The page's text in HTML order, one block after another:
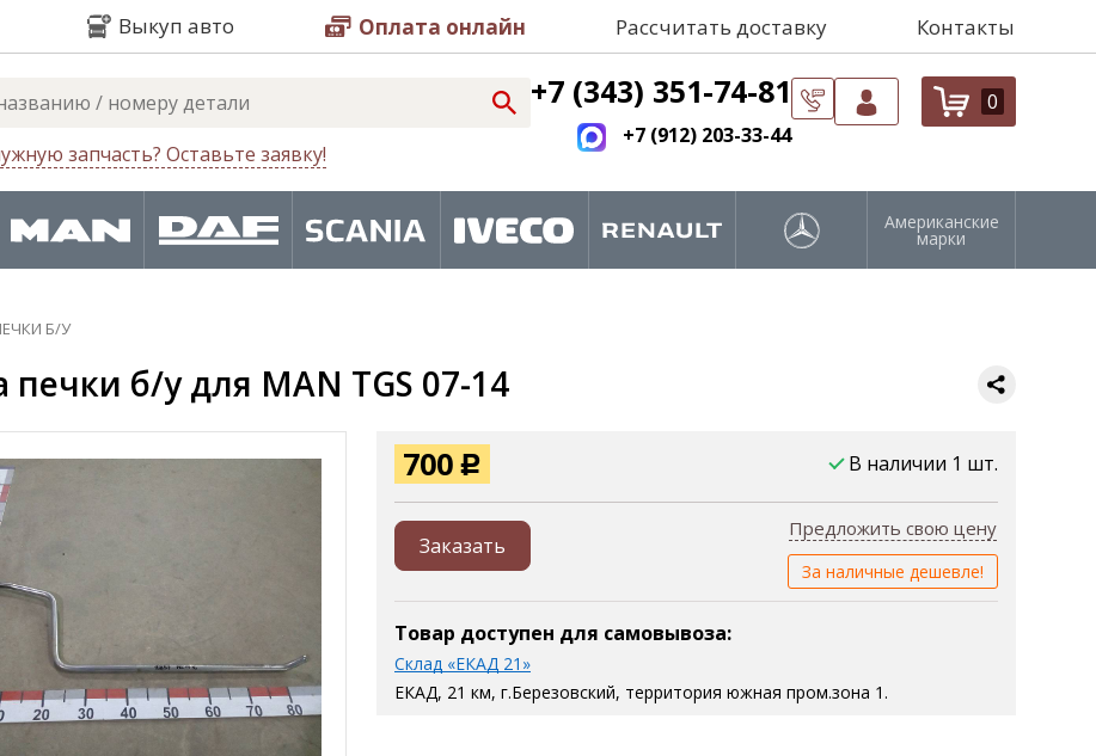
Выкуп авто Оплата онлайн Рассчитать доставку Контакты
запчасть? Оставьте заявку!
+7 (343) 351-74-81
+7 (912) 203-33-44
0
Американские
марки
Б/У
печки б/у для MAN TGS 07-14
700 Р В наличии 1 шт.
Заказать
Предложить свою цену
За наличные дешевле!
Товар доступен для самовывоза:
Склад «ЕКАД 21»
ЕКАД, 21 км, г.Березовский, территория южная пром.зона 1.